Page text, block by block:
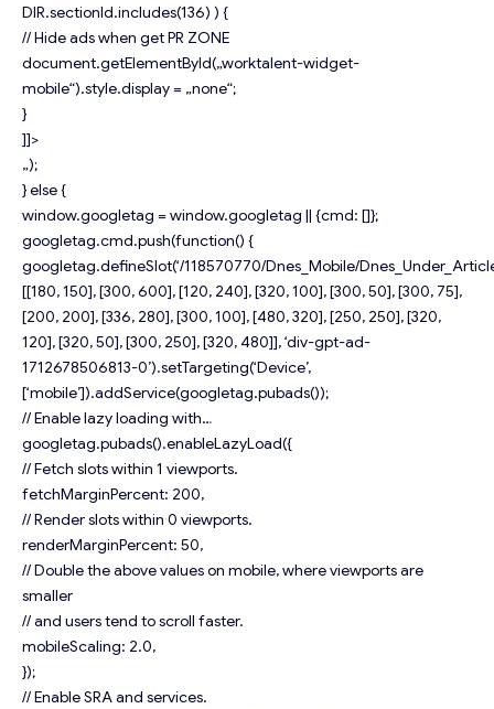
DIR.sectionId.includes(136) ) {
// Hide ads when get PR ZONE
document.getElementById(„worktalent-widget-
mobile“).style.display = „none“;
}
]]>
„);
} else {
window.googletag = window.googletag || {cmd: []};
googletag.cmd.push(function() {
googletag.defineSlot(‘/118570770/Dnes_Mobile/
[[180, 150], [300, 600], [120, 240], [320, 100], [300, 50], [300, 75],
[200, 200], [336, 280], [300, 100], [480, 320], [250, 250], [320,
120], [320, 50], [300, 250], [320, 480]], ‘div-gpt-ad-
1712678506813-0’).setTargeting(‘Device’,
[‘mobile’]).addService(googletag.pubads());
// Enable lazy loading with…
googletag.pubads().enableLazyLoad({
// Fetch slots within 1 viewports.
fetchMarginPercent: 200,
// Render slots within 0 viewports.
renderMarginPercent: 50,
// Double the above values on mobile, where viewports are
smaller
// and users tend to scroll faster.
mobileScaling: 2.0,
});
// Enable SRA and services.